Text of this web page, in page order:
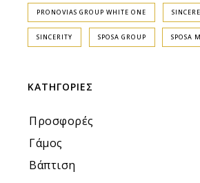
PRONOVIAS GROUP WHITE ONE
SINCERITY SPOSA GROUP SPOSA
ΚΑΤΗΓΟΡΙΕΣ
Προσφορές
Γάμος
Βάπτιση